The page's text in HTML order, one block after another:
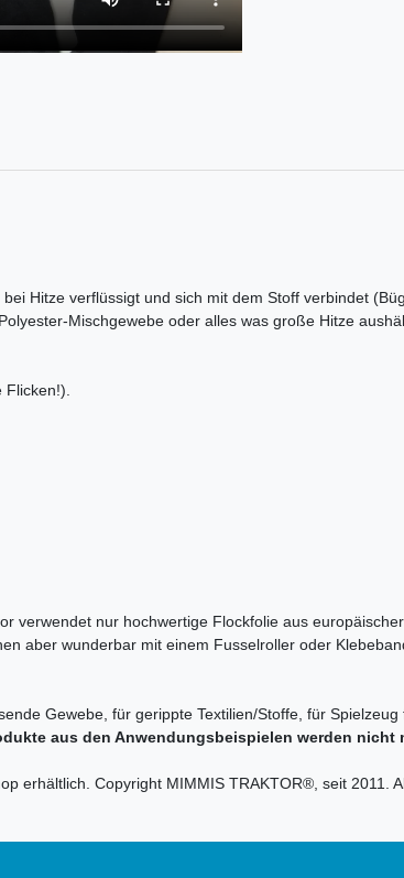
Hitze verflüssigt und sich mit dem Stoff verbindet
Mischgewebe oder alles was große Hitze
verwendet nur hochwertige Flockfolie aus
aber wunderbar mit einem Fusselroller oder
Gewebe, für gerippte Textilien/Stoffe, für
aus den Anwendungsbeispielen werden nicht
erhältlich. Copyright MIMMIS TRAKTOR®, seit 2011.